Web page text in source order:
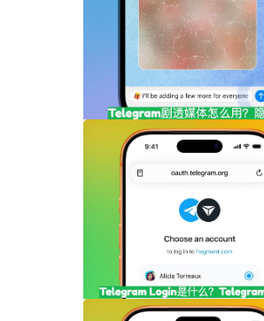
频内容完整指南